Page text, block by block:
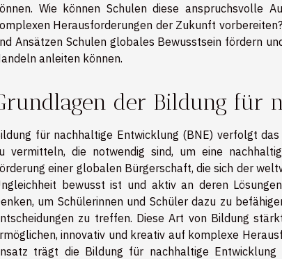
Wie können Schulen diese anspruchsvolle
Herausforderungen der Zukunft
Ansätzen Schulen globales Bewusstsein fördern
anleiten können.
der Bildung für
für nachhaltige Entwicklung (BNE) verfolgt
vermitteln, die notwendig sind, um eine
einer globalen Bürgerschaft, die sich der
bewusst ist und aktiv an deren
um Schülerinnen und Schüler dazu zu
zu treffen. Diese Art von Bildung
innovativ und kreativ auf komplexe
trägt die Bildung für nachhaltige Entwicklung